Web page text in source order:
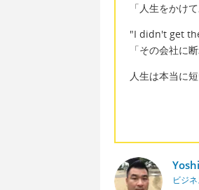
「人生をかけ
"I didn't get
「その会社に
人生は本当に
ビジ